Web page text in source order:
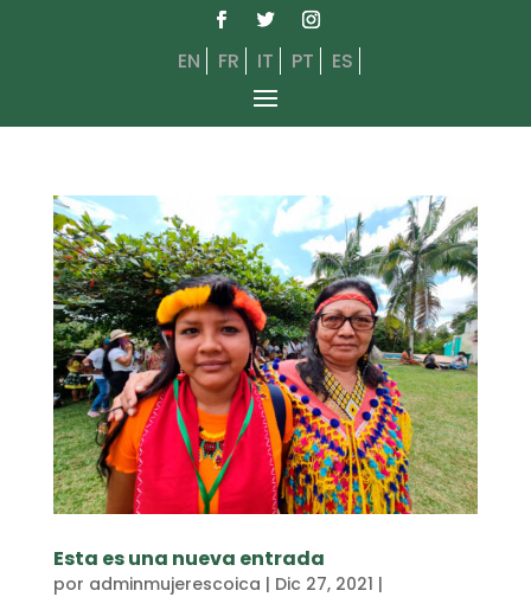
EN FR IT PT ES
Esta es una nueva entrada
por adminmujerescoica | Dic 27, 2021 |